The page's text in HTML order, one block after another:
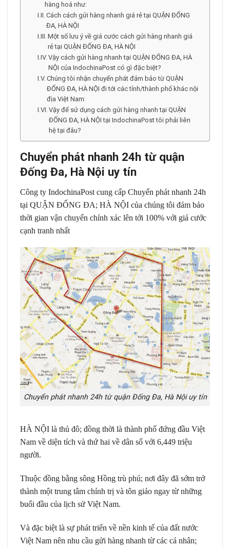
hàng hoá như:
Cách cách gửi hàng nhanh giá rẻ tại QUẬN ĐỐNG
ĐA, HÀ NỘI
Một số lưu ý về giá cước cách gửi hàng nhanh giá
rẻ tại QUẬN ĐỐNG ĐA, HÀ NỘI
Vậy cách gửi hàng nhanh tại QUẬN ĐỐNG ĐA, HÀ
NỘI của IndochinaPost có gì đặc biệt?
Chúng tôi nhận chuyển phát đảm bảo từ QUẬN
ĐỐNG ĐA, HÀ NỘI đi tới các tỉnh/thành phố khác nội
địa Việt Nam:
Vậy để sử dụng cách gửi hàng nhanh tại QUẬN
ĐỐNG ĐA, HÀ NỘI tại IndochinaPost tôi phải liên
hệ tại đâu?
Chuyển phát nhanh 24h từ quận
Đống Đa, Hà Nội uy tín
Công ty IndochinaPost cung cấp Chuyển phát nhanh 24h
tại QUẬN ĐỐNG ĐA; HÀ NỘI của chúng tôi đảm bảo
thời gian vận chuyển chính xác lên tới 100% với giá cước
cạnh tranh nhất
Chuyển phát nhanh 24h từ quận Đống Đa, Hà Nội uy tín
HÀ NỘI là thủ đô; đồng thời là thành phố đứng đầu Việt
Nam về diện tích và thứ hai về dân số với 6,449 triệu
người.
Thuộc đồng bằng sông Hồng trù phú; nơi đây đã sớm trở
thành một trung tâm chính trị và tôn giáo ngay từ những
buổi đầu của lịch sử Việt Nam.
Và đặc biệt là sự phát triển về nền kinh tế của đất nước
Việt Nam nên nhu cầu gửi hàng nhanh từ các cá nhân;